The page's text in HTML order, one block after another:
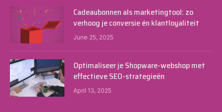
Cadeaubonnen als marketingtool: zo
verhoog je conversie én klantloyaliteit
June 25, 2025
Optimaliseer je Shopware-webshop met
effectieve SEO-strategieën
April 13, 2025